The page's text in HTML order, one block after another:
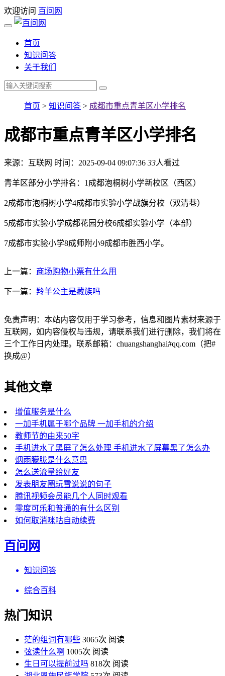
欢迎访问 百问网
首页
知识问答
关于我们
首页 > 知识问答 > 成都市重点青羊区小学排名
成都市重点青羊区小学排名
来源：互联网 时间：2025-09-04 09:07:36 33人看过
青羊区部分小学排名：1成都泡桐树小学新校区（西区）
2成都市泡桐树小学4成都市实验小学战旗分校（双清巷）
5成都市实验小学成都花园分校6成都实验小学（本部）
7成都市实验小学8成师附小9成都市胜西小学。
上一篇： 商场购物小票有什么用
下一篇： 羚羊公主是藏族吗
免责声明：本站内容仅用于学习参考，信息和图片素材来源于
互联网，如内容侵权与违规，请联系我们进行删除，我们将在
三个工作日内处理。联系邮箱：chuangshanghai#qq.com（把#
换成@）
其他文章
增值服务是什么
一加手机属于哪个品牌 一加手机的介绍
教师节的由来50字
手机进水了黑屏了怎么处理 手机进水了屏幕黑了怎么办
烟雨朦胧是什么意思
怎么送流量给好友
发表朋友圈玩雪说说的句子
腾讯视频会员能几个人同时观看
零度可乐和普通的有什么区别
如何取消咪咕自动续费
百问网
知识问答
综合百科
热门知识
茫的组词有哪些 3065次 阅读
弦读什么啊 1005次 阅读
生日可以提前过吗 818次 阅读